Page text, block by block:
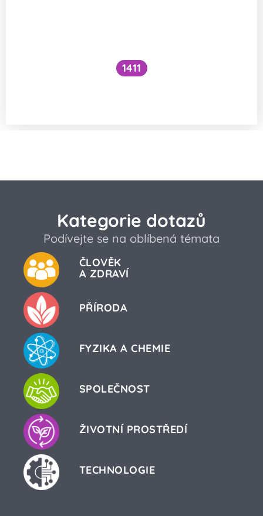
1411
Kategorie dotazů
Podívejte se na oblíbená témata
ČLOVĚK
A ZDRAVÍ
PŘÍRODA
FYZIKA A CHEMIE
SPOLEČNOST
ŽIVOTNÍ PROSTŘEDÍ
TECHNOLOGIE